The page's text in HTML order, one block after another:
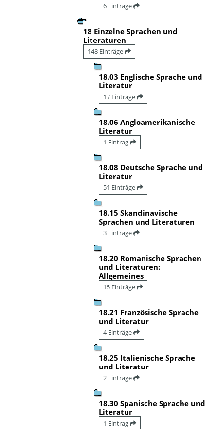
6 Einträge
18 Einzelne Sprachen und
Literaturen
148 Einträge
18.03 Englische Sprache und
Literatur
17 Einträge
18.06 Angloamerikanische
Literatur
1 Eintrag
18.08 Deutsche Sprache und
Literatur
51 Einträge
18.15 Skandinavische
Sprachen und Literaturen
3 Einträge
18.20 Romanische Sprachen
und Literaturen:
Allgemeines
15 Einträge
18.21 Französische Sprache
und Literatur
4 Einträge
18.25 Italienische Sprache
und Literatur
2 Einträge
18.30 Spanische Sprache und
Literatur
1 Eintrag